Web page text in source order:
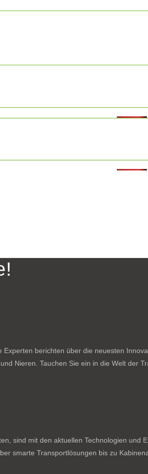
berichten über die neuesten
Nieren. Tauchen Sie ein in die Welt der
sind mit den aktuellen Technologien
smarte Transportlösungen bis zu